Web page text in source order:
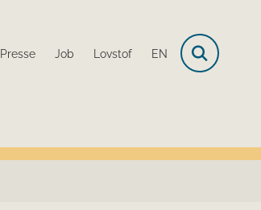
Presse Job Lovstof EN